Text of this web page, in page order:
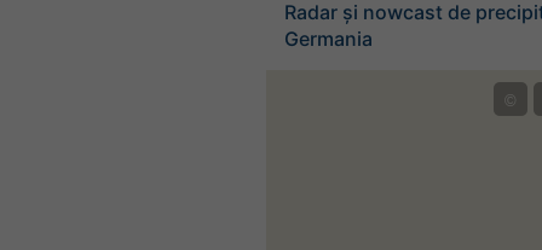
Radar și nowcast de
Germania
©